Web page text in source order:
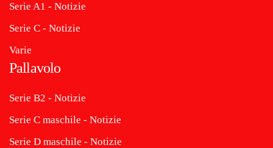
Serie A1 - Notizie
Serie C - Notizie
Varie
Pallavolo
Serie B2 - Notizie
Serie C maschile - Notizie
Serie D maschile - Notizie